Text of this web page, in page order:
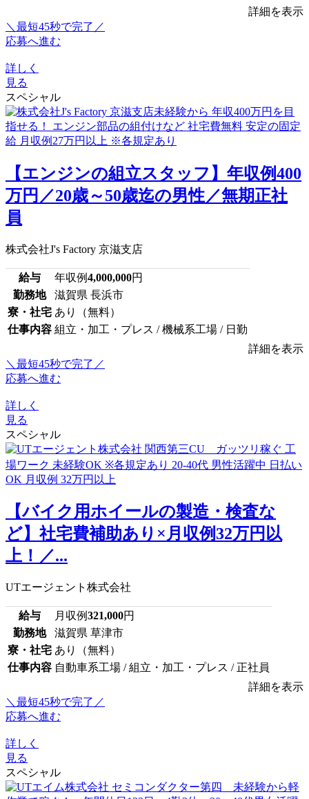
詳細を表示
＼最短45秒で完了／
応募へ進む
詳しく
見る
スペシャル
【エンジンの組立スタッフ】年収例400
万円／20歳～50歳迄の男性／無期正社
員
株式会社J's Factory 京滋支店
給与 年収例4,000,000円
勤務地
滋賀県 長浜市
寮・社宅 あり（無料）
仕事内容 組立・加工・プレス / 機械系工場 / 日勤
詳細を表示
＼最短45秒で完了／
応募へ進む
詳しく
見る
スペシャル
【バイク用ホイールの製造・検査な
ど】社宅費補助あり×月収例32万円以
上！／...
UTエージェント株式会社
給与 月収例321,000円
勤務地
滋賀県 草津市
寮・社宅 あり（無料）
仕事内容 自動車系工場 / 組立・加工・プレス / 正社員
詳細を表示
＼最短45秒で完了／
応募へ進む
詳しく
見る
スペシャル